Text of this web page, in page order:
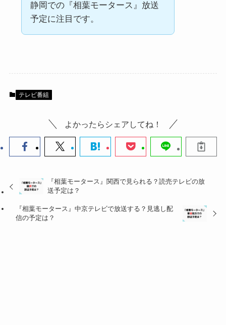
静岡での『相葉モータース』放送
予定に注目です。
テレビ番組
よかったらシェアしてね！
『相葉モータース』関西で見られる？読売テレビの放
送予定は？
『相葉モータース』中京テレビで放送する？見逃し配
信の予定は？